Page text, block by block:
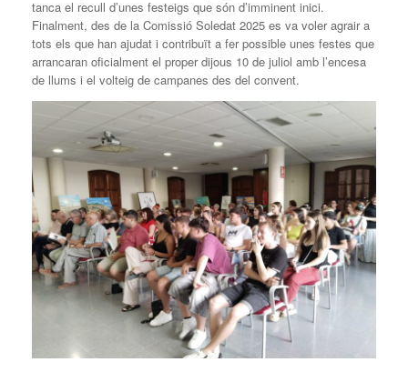
tanca el recull d’unes festeigs que són d’imminent inici.
Finalment, des de la Comissió Soledat 2025 es va voler agrair a
tots els que han ajudat i contribuït a fer possible unes festes que
arrancaran oficialment el proper dijous 10 de juliol amb l’encesa
de llums i el volteig de campanes des del convent.